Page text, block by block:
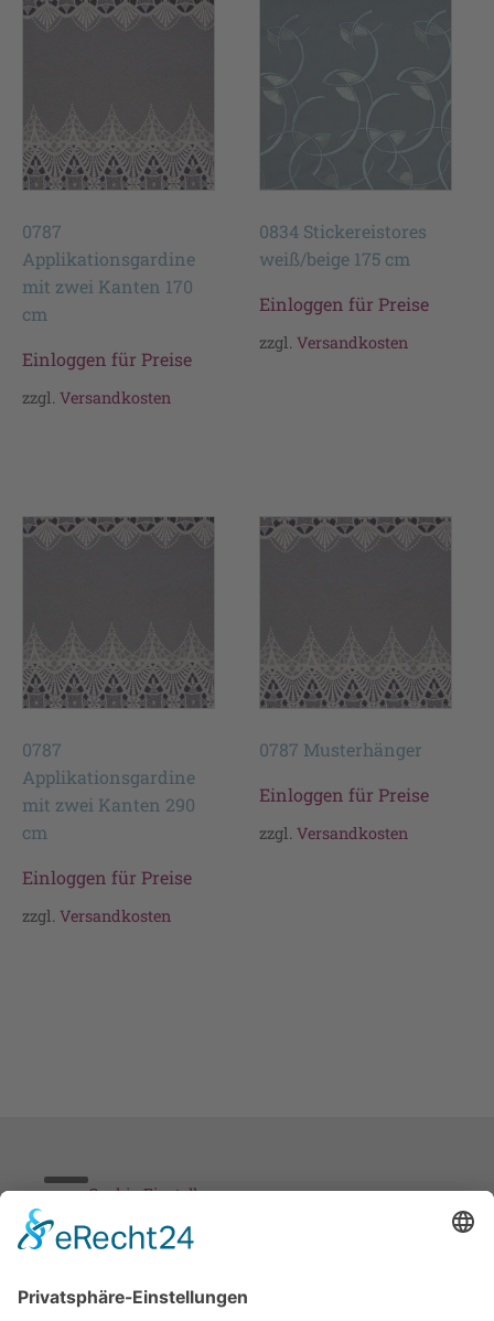
0787
Applikationsgardine
mit zwei Kanten 170
cm
Einloggen für Preise
zzgl. Versandkosten
0834 Stickereistores
weiß/beige 175 cm
Einloggen für Preise
zzgl.Versandkosten
0787
Applikationsgardine
mit zwei Kanten 290
cm
Einloggen für Preise
zzgl. Versandkosten
0787 Musterhänger
Einloggen für Preise
zzgl.Versandkosten
Cookie-Einstellungen